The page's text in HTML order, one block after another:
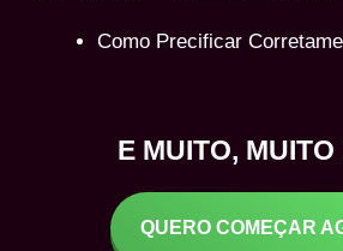
Como Precificar
E MUITO, MUITO
QUERO COMEÇAR